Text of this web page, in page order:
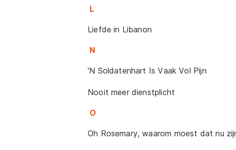
L
Liefde in Libanon
N
'N Soldatenhart Is Vaak Vol Pijn
Nooit meer dienstplicht
O
Oh Rosemary, waarom moest dat nu